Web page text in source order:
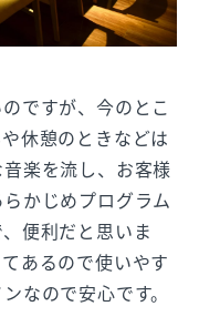
ですが、今のとこ
休憩のときなどは
楽を流し、お客様
かじめプログラム
便利だと思いま
あるので使いやす
なので安心です。